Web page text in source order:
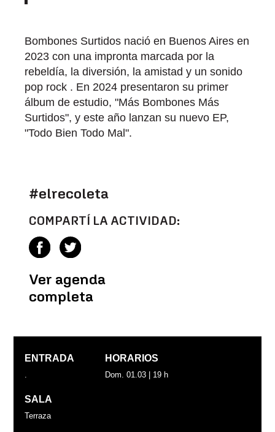
Bombones Surtidos nació en Buenos Aires en
2023 con una impronta marcada por la
rebeldía, la diversión, la amistad y un sonido
pop rock . En 2024 presentaron su primer
álbum de estudio, "Más Bombones Más
Surtidos", y este año lanzan su nuevo EP,
"Todo Bien Todo Mal".
#elrecoleta
COMPARTÍ LA ACTIVIDAD:
Ver agenda
completa
ENTRADA
.
HORARIOS
Dom. 01.03 | 19 h
SALA
Terraza